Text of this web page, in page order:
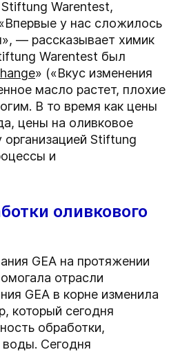
Warentest,
у нас сложилось
— рассказывает химик
Warentest был
» («Вкус изменения
масло растет, плохие
В то время как цены
цены на оливковое
Stiftung
и
оливкового
GEA на протяжении
отрасли
GEA в корне изменила
который сегодня
обработки,
воды. Сегодня